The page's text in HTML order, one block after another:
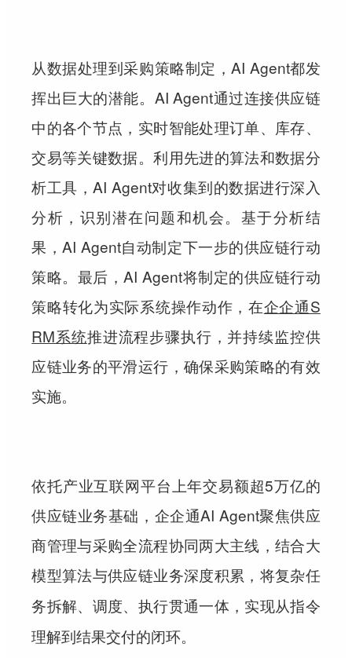
从数据处理到采购策略制定，AI Agent都发
挥出巨大的潜能。AI Agent通过连接供应链
中的各个节点，实时智能处理订单、库存、
交易等关键数据。利用先进的算法和数据分
析工具，AI Agent对收集到的数据进行深入
分析，识别潜在问题和机会。基于分析结
果，AI Agent自动制定下一步的供应链行动
策略。最后，AI Agent将制定的供应链行动
策略转化为实际系统操作动作，在企企通S
RM系统推进流程步骤执行，并持续监控供
应链业务的平滑运行，确保采购策略的有效
实施。
依托产业互联网平台上年交易额超5万亿的
供应链业务基础，企企通AI Agent聚焦供应
商管理与采购全流程协同两大主线，结合大
模型算法与供应链业务深度积累， 将复杂任
务拆解、调度、执行贯通一体，实现从指令
理解到结果交付的闭环。